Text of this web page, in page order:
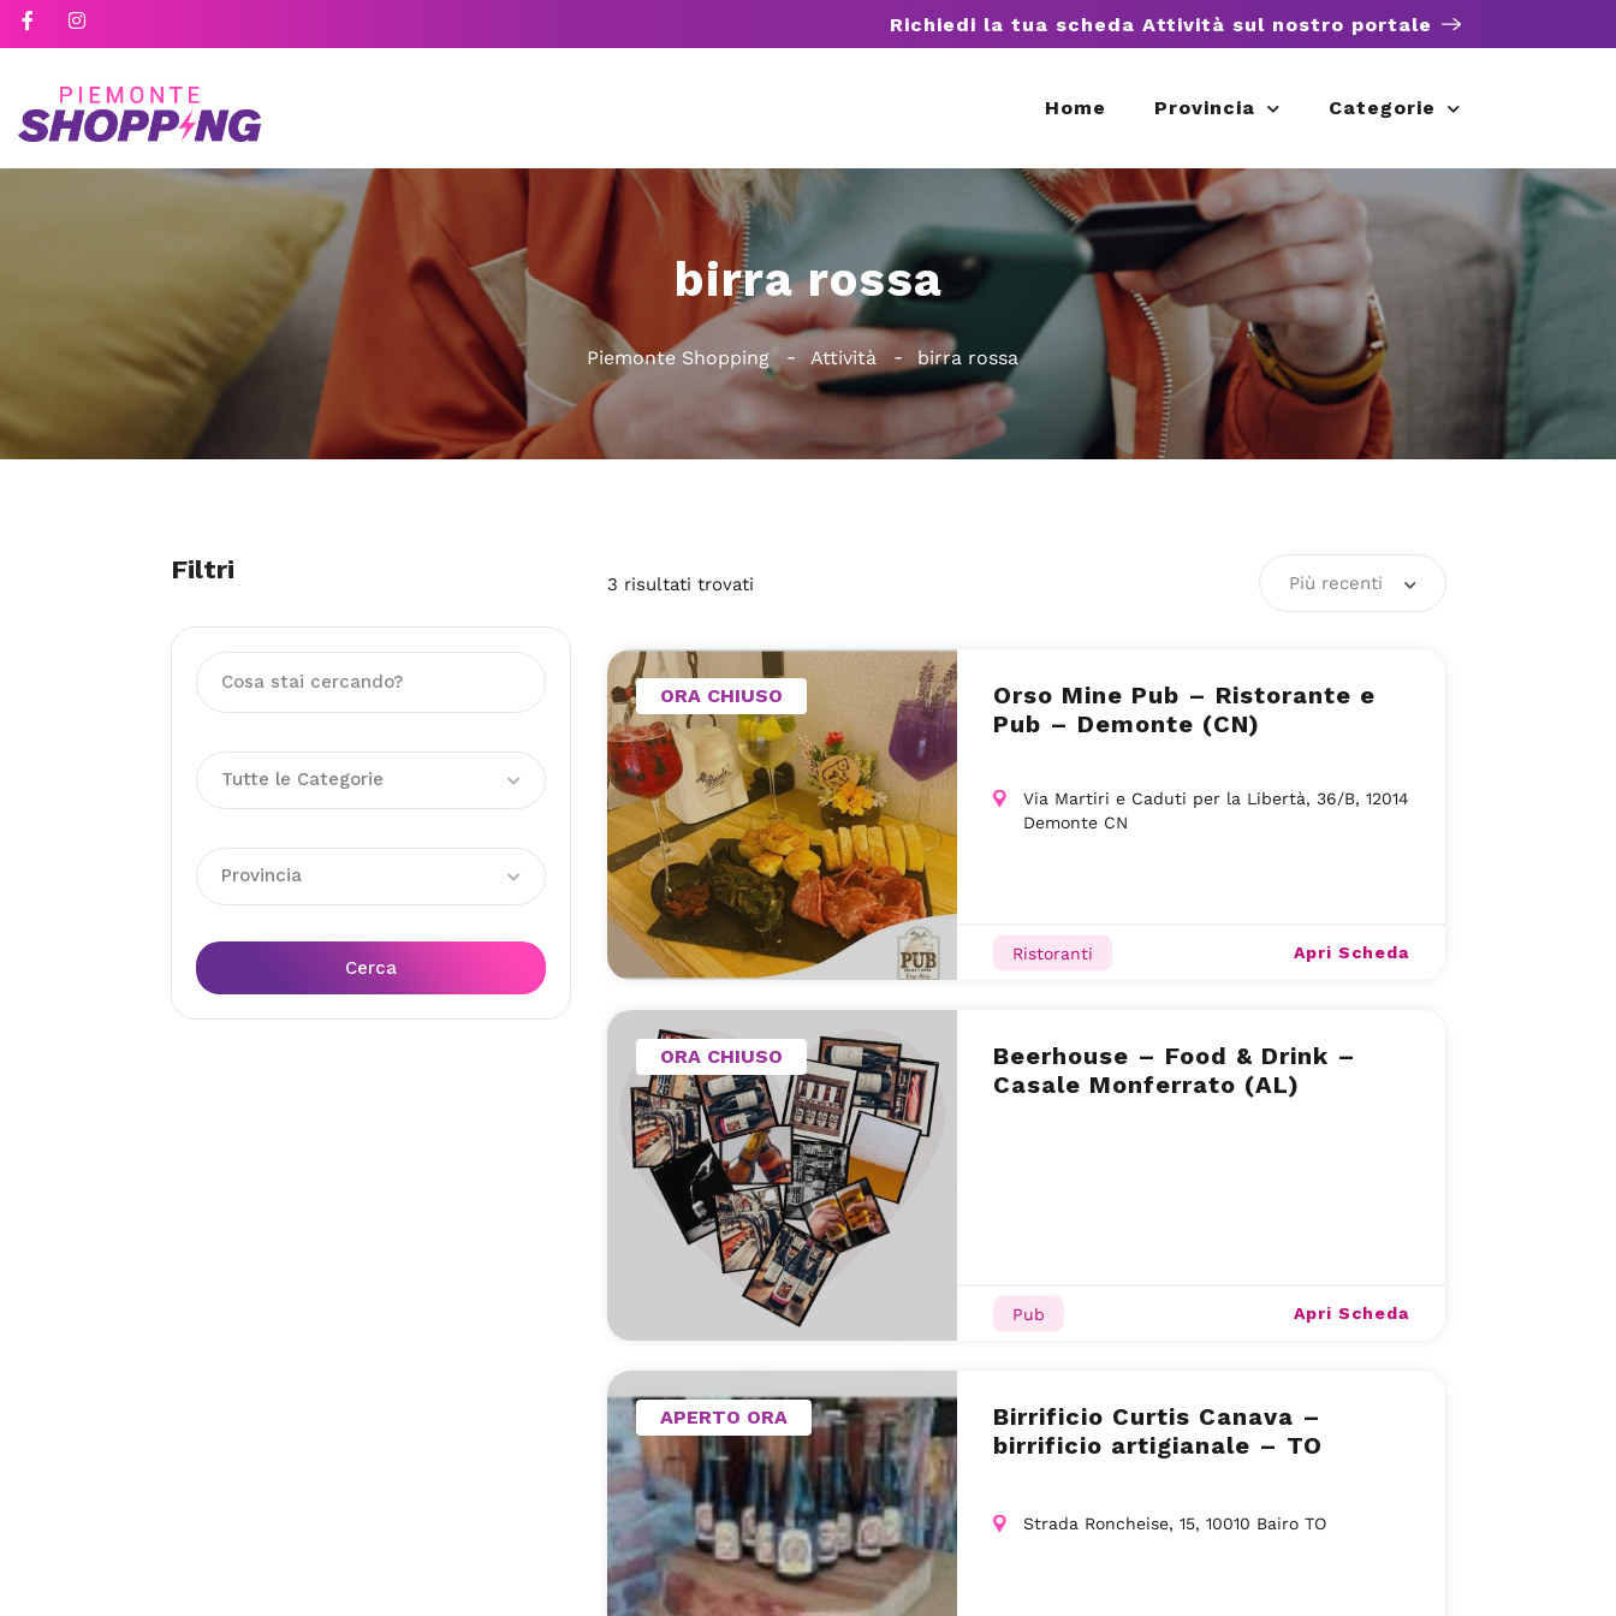
Richiedi la tua scheda Attività sul nostro portale
Home Provincia Categorie
birra rossa
Piemonte Shopping Attività birra rossa
Filtri
Tutte le Categorie
Provincia
Cerca
3 risultati trovati Più recenti
ORA CHIUSO
Orso Mine Pub – Ristorante e
Pub – Demonte (CN)
Via Martiri e Caduti per la Libertà, 36/B, 12014
Demonte CN
Ristoranti Apri Scheda
ORA CHIUSO
Beerhouse – Food & Drink –
Casale Monferrato (AL)
Pub Apri Scheda
APERTO ORA
Birrificio Curtis Canava –
birrificio artigianale – TO
Strada Roncheise, 15, 10010 Bairo TO